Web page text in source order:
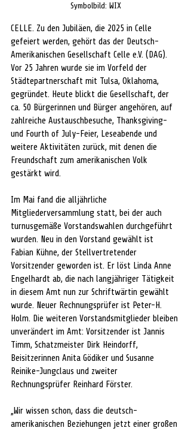
Symbolbild: WIX
CELLE. Zu den Jubiläen, die 2025 in Celle
gefeiert werden, gehört das der Deutsch-
Amerikanischen Gesellschaft Celle e.V. (DAG).
Vor 25 Jahren wurde sie im Vorfeld der
Städtepartnerschaft mit Tulsa, Oklahoma,
gegründet. Heute blickt die Gesellschaft, der
ca. 50 Bürgerinnen und Bürger angehören, auf
zahlreiche Austauschbesuche, Thanksgiving-
und Fourth of July-Feier, Leseabende und
weitere Aktivitäten zurück, mit denen die
Freundschaft zum amerikanischen Volk
gestärkt wird.
Im Mai fand die alljährliche
Mitgliederversammlung statt, bei der auch
turnusgemäße Vorstandswahlen durchgeführt
wurden. Neu in den Vorstand gewählt ist
Fabian Kühne, der Stellvertretender
Vorsitzender geworden ist. Er löst Linda Anne
Engelhardt ab, die nach langjähriger Tätigkeit
in diesem Amt nun zur Schriftwärtin gewählt
wurde. Neuer Rechnungsprüfer ist Peter-H.
Holm. Die weiteren Vorstandsmitglieder bleiben
unverändert im Amt: Vorsitzender ist Jannis
Timm, Schatzmeister Dirk Heindorff,
Beisitzerinnen Anita Gödiker und Susanne
Reinike-Jungclaus und zweiter
Rechnungsprüfer Reinhard Förster.
„Wir wissen schon, dass die deutsch-
amerikanischen Beziehungen jetzt einer großen